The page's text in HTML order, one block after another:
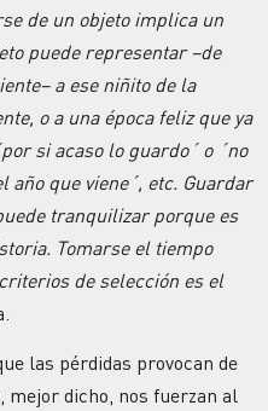
de un objeto implica un
puede representar –de
a ese niñito de la
o a una época feliz que ya
si acaso lo guardo´ o ´no
año que viene´, etc. Guardar
tranquilizar porque es
Tomarse el tiempo
de selección es el
las pérdidas provocan de
mejor dicho, nos fuerzan al